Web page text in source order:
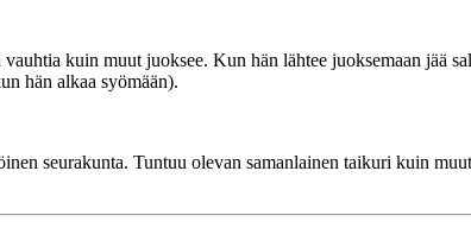
kuin muut juoksee. Kun hän lähtee juoksemaan jää
hän alkaa syömään).
seurakunta. Tuntuu olevan samanlainen taikuri kuin